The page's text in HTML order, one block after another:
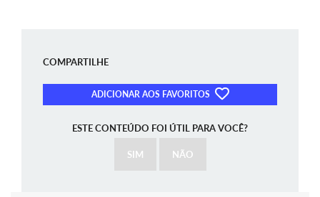
COMPARTILHE
ADICIONAR AOS FAVORITOS
ESTE CONTEÚDO FOI ÚTIL PARA VOCÊ?
SIM NÃO